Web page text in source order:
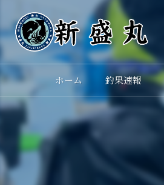
ホーム 釣果速報